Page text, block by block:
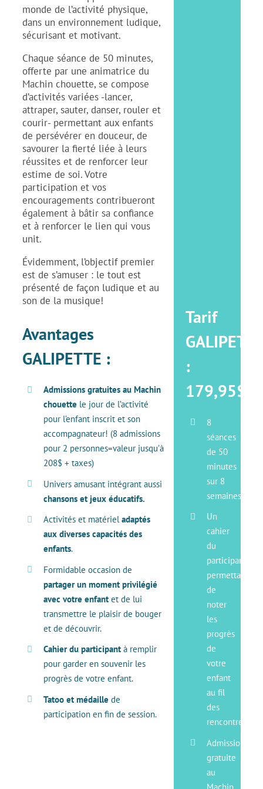
monde de l’activité physique,
dans un environnement ludique,
sécurisant et motivant.
Chaque séance de 50 minutes,
offerte par une animatrice du
Machin chouette, se compose
d’activités variées -lancer,
attraper, sauter, danser, rouler et
courir- permettant aux enfants
de persévérer en douceur, de
savourer la fierté liée à leurs
réussites et de renforcer leur
estime de soi. Votre
participation et vos
encouragements contribueront
également à bâtir sa confiance
et à renforcer le lien qui vous
unit.
Évidemment, l’objectif premier
est de s’amuser : le tout est
présenté de façon ludique et au
son de la musique!
Avantages
GALIPETTE :
Admissions gratuites au Machin
chouette le jour de l’activité
pour l’enfant inscrit et son
accompagnateur! (8 admissions
pour 2 personnes=valeur jusqu’à
208$ + taxes)
Univers amusant intégrant aussi
chansons et jeux éducatifs.
Activités et matérieladaptés
aux diverses capacités des
enfants.
Formidable occasion de
partager un moment privilégié
avec votre enfant et de lui
transmettre le plaisir de bouger
et de découvrir.
Cahier du participant à remplir
pour garder en souvenir les
progrès de votre enfant.
Tatoo et médaille de
participation en fin de session.
Tarif
:
179,95$
8
séances
de 50
minutes
sur 8
semaines
Un
cahier
du
participant
permettant
de
noter
les
progrès
de
votre
enfant
au fil
des
rencontres
Admission
gratuite
au